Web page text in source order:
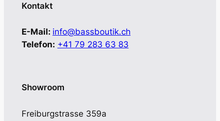
Kontakt
E-Mail: info@bassboutik.ch
Telefon: +41 79 283 63 83
Showroom
Freiburgstrasse 359a